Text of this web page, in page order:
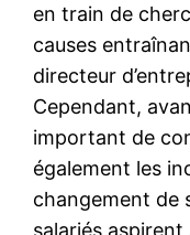
en train de
causes
directeur
Cependant,
important de
également les
changement de
salariés